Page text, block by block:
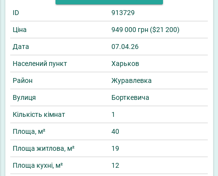
ID 913729
Ціна 949 000 грн ($21 200)
Дата 07.04.26
Населений пункт Харьков
Район Журавлевка
Вулиця Борткевича
Кількість кімнат 1
Площа, м² 40
Площа житлова, м² 19
Площа кухні, м² 12